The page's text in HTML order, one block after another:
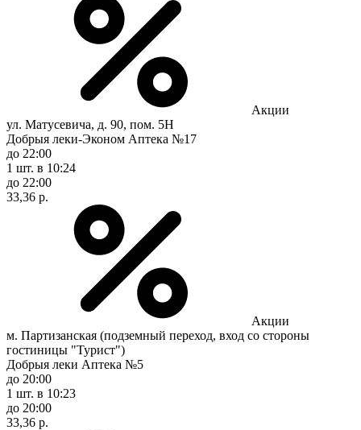
Акции
ул. Матусевича, д. 90, пом. 5Н
Добрыя леки-Эконом Аптека №17
до 22:00
1 шт. в 10:24
до 22:00
33,36 р.
Акции
м. Партизанская (подземный переход, вход со стороны
гостиницы "Турист")
Добрыя леки Аптека №5
до 20:00
1 шт. в 10:23
до 20:00
33,36 р.